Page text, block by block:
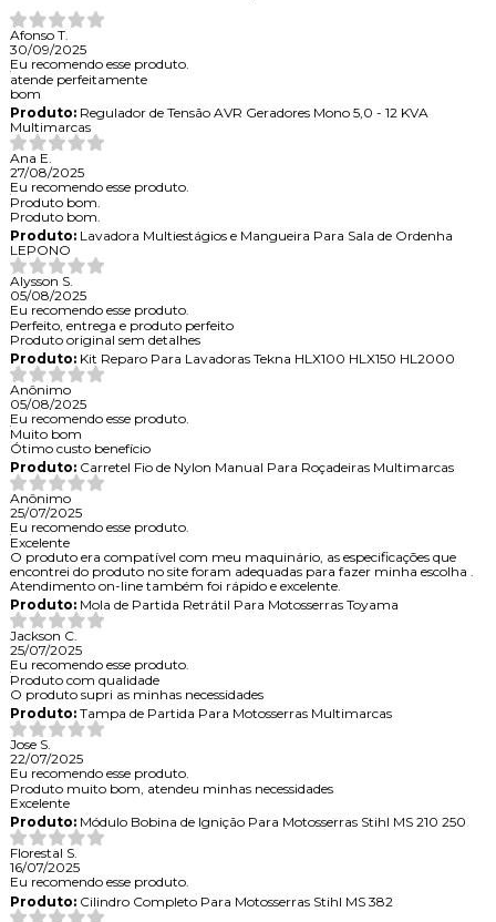
Afonso T.
30/09/2025
Eu recomendo esse produto.
atende perfeitamente
bom
Produto:Regulador de Tensão AVR Geradores Mono 5,0 - 12 KVA
Multimarcas
Ana E.
27/08/2025
Eu recomendo esse produto.
Produto bom.
Produto bom.
Produto:Lavadora Multiestágios e Mangueira Para Sala de Ordenha
LEPONO
Alysson S.
05/08/2025
Eu recomendo esse produto.
Perfeito, entrega e produto perfeito
Produto original sem detalhes
Produto:Kit Reparo Para Lavadoras Tekna HLX100 HLX150 HL2000
Anônimo
05/08/2025
Eu recomendo esse produto.
Muito bom
Ótimo custo benefício
Produto:Carretel Fio de Nylon Manual Para Roçadeiras Multimarcas
Anônimo
25/07/2025
Eu recomendo esse produto.
Excelente
O produto era compatível com meu maquinário, as especificações que
encontrei do produto no site foram adequadas para fazer minha escolha .
Atendimento on-line também foi rápido e excelente.
Produto:Mola de Partida Retrátil Para Motosserras Toyama
Jackson C.
25/07/2025
Eu recomendo esse produto.
Produto com qualidade
O produto supri as minhas necessidades
Produto:Tampa de Partida Para Motosserras Multimarcas
Jose S.
22/07/2025
Eu recomendo esse produto.
Produto muito bom, atendeu minhas necessidades
Excelente
Produto:Módulo Bobina de Ignição Para Motosserras Stihl MS 210 250
Florestal S.
16/07/2025
Eu recomendo esse produto.
Produto:Cilindro Completo Para Motosserras Stihl MS 382